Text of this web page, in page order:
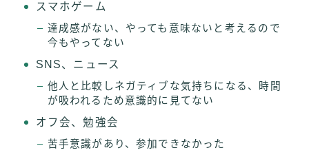
スマホゲーム
達成感がない、やっても意味ないと考えるので
今もやってない
SNS、ニュース
他人と比較しネガティブな気持ちになる、時間
が吸われるため意識的に見てない
オフ会、勉強会
苦手意識があり、参加できなかった